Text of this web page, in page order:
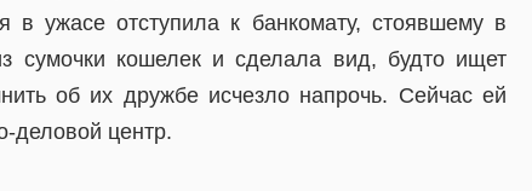
в ужасе отступила к банкомату, стоявшему в
сумочки кошелек и сделала вид, будто ищет
об их дружбе исчезло напрочь. Сейчас ей
деловой центр.